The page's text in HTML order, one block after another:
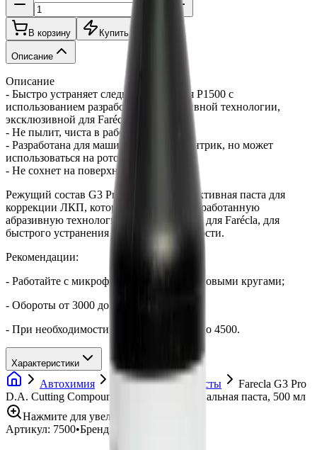
В корзину Купить в 1 клик
Описание
Описание
- Быстро устраняет следы шлифования P1500 с
использованием разработанной абразивной технологии,
эксклюзивной для Farécla.
- Не пылит, чиста в работе
- Разработана для машинки типа эксцентрик, но может
использоваться на роторе
- Не сохнет на поверхности
Режущий состав G3 Pro D.A. - это эффективная паста для
коррекции ЛКП, которая использует разработанную
абразивную технологию, эксклюзивную для Farécla, для
быстрого устранения дефектов поверхности.
Рекомендации:
- Работайте с микрофибровым и поролоновыми кругами;
- Обороты от 3000 до 3500 тыс.;
- При необходимости можно увеличить до 4500.
Характеристики
Автохимия Полировальные пасты
Farecla G3 Pro
D.A. Cutting Compound режущая полировальная паста, 500 мл
Нажмите для увеличения
Артикул: 7500•Бренд: